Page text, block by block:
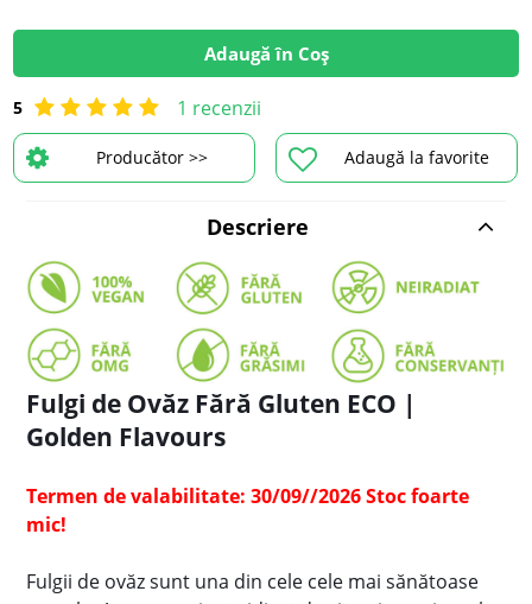
5 1 recenzii
Adaugă la favorite
Producător >>
Adaugă în Coș
Descriere
Fulgi de Ovăz Fără Gluten ECO |
Golden Flavours
Termen de valabilitate: 30/09//2026 Stoc foarte
mic!
Fulgii de ovăz sunt una din cele cele mai sănătoase